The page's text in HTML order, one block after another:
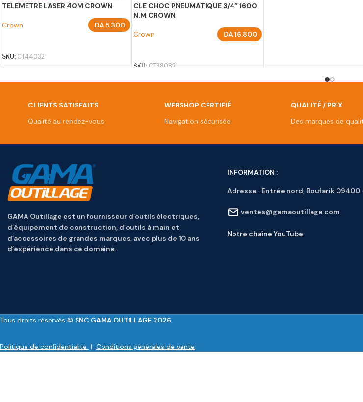
TELEMETRE LASER 40M CROWN
Crown DA5.300
SKU: CT44032
CLE CHOC PNEUMATIQUE 3/4″ 1600
N.M CROWN
Crown DA16.800
SKU:CT38082
CLIENTS SATISFAITS
Qualité au rendez-vous
WEBSHOP CERTIFIÉ
Navigation sécurisée
QUALITÉ / PRIX
Des marques de
GAMA Outillage est un fournisseur d’outils électriques,
d’équipement de construction, d’outils à main et
d’accessoires de grandes marques, avec plus de 10 ans
d’expérience dans ce domaine.
INFORMATION :
Adresse : Entrée nord, Boufarik 09400
ventes@gamaoutillage.com
Notre chaîne YouTube
Tous droits réservés © SNC GAMA OUTILLAGE 2026
Politique de confidentialité | Conditions générales de vente